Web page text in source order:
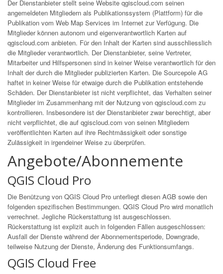
Der Dienstanbieter stellt seine Website qgiscloud.com seinen
angemeldeten Mitgliedern als Publikationssystem (Plattform) für die
Publikation vom Web Map Services im Internet zur Verfügung. Die
Mitglieder können autonom und eigenverantwortlich Karten auf
qgiscloud.com anbieten. Für den Inhalt der Karten sind ausschliesslich
die Mitglieder verantwortlich. Der Dienstanbieter, seine Vertreter,
Mitarbeiter und Hilfspersonen sind in keiner Weise verantwortlich für den
Inhalt der durch die Mitglieder publizierten Karten. Die Sourcepole AG
haftet in keiner Weise für etwaige durch die Publikation entstehende
Schäden. Der Dienstanbieter ist nicht verpflichtet, das Verhalten seiner
Mitglieder im Zusammenhang mit der Nutzung von qgiscloud.com zu
kontrollieren. Insbesondere ist der Dienstanbieter zwar berechtigt, aber
nicht verpflichtet, die auf qgiscloud.com von seinen Mitgliedern
veröffentlichten Karten auf ihre Rechtmässigkeit oder sonstige
Zulässigkeit in irgendeiner Weise zu überprüfen.
Angebote/Abonnemente
QGIS Cloud Pro
Die Benützung von QGIS Cloud Pro unterliegt diesen AGB sowie den
folgenden spezifischen Bestimmungen. QGIS Cloud Pro wird monatlich
verrechnet. Jegliche Rückerstattung ist ausgeschlossen.
Rückerstattung ist explizit auch in folgenden Fällen ausgeschlossen:
Ausfall der Dienste während der Abonnementsperiode, Downgrade,
teilweise Nutzung der Dienste, Änderung des Funktionsumfangs.
QGIS Cloud Free